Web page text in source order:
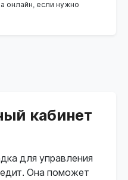
онлайн, если нужно
кабинет
для управления
Она поможет